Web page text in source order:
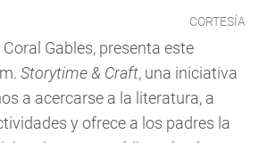
CORTESÍA
Gables, presenta este
Storytime & Craft, una iniciativa
a acercarse a la literatura, a
y ofrece a los padres la